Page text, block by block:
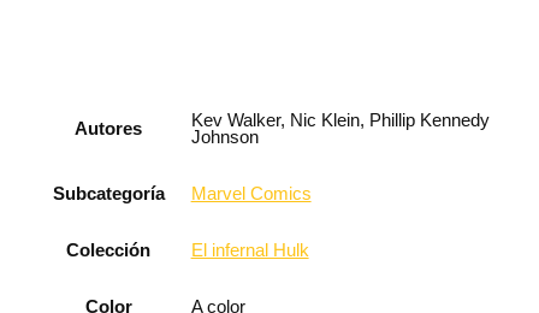
Autores
Kev Walker, Nic Klein, Phillip Kennedy
Johnson
Subcategoría Marvel Comics
Colección El infernal Hulk
Color A color